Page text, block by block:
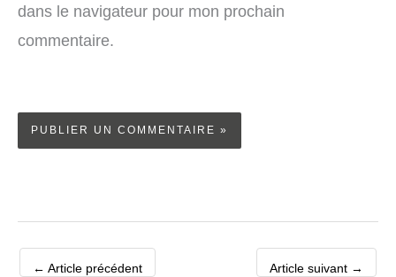
dans le navigateur pour mon prochain
commentaire.
← Article précédent Article suivant →